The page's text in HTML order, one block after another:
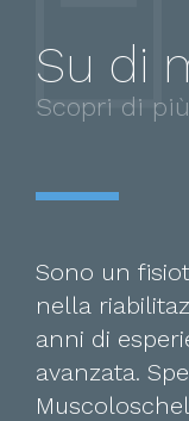
Su di
Scopri di più
Sono un
nella
anni di
avanzata.